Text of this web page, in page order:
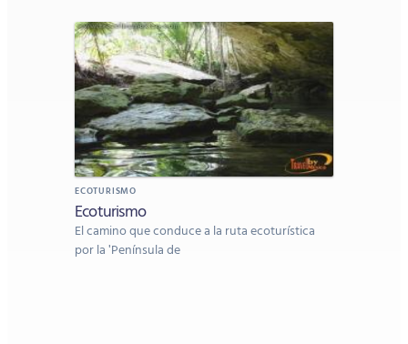
ECOTURISMO
Ecoturismo
El camino que conduce a la ruta ecoturística
por la 'Península de